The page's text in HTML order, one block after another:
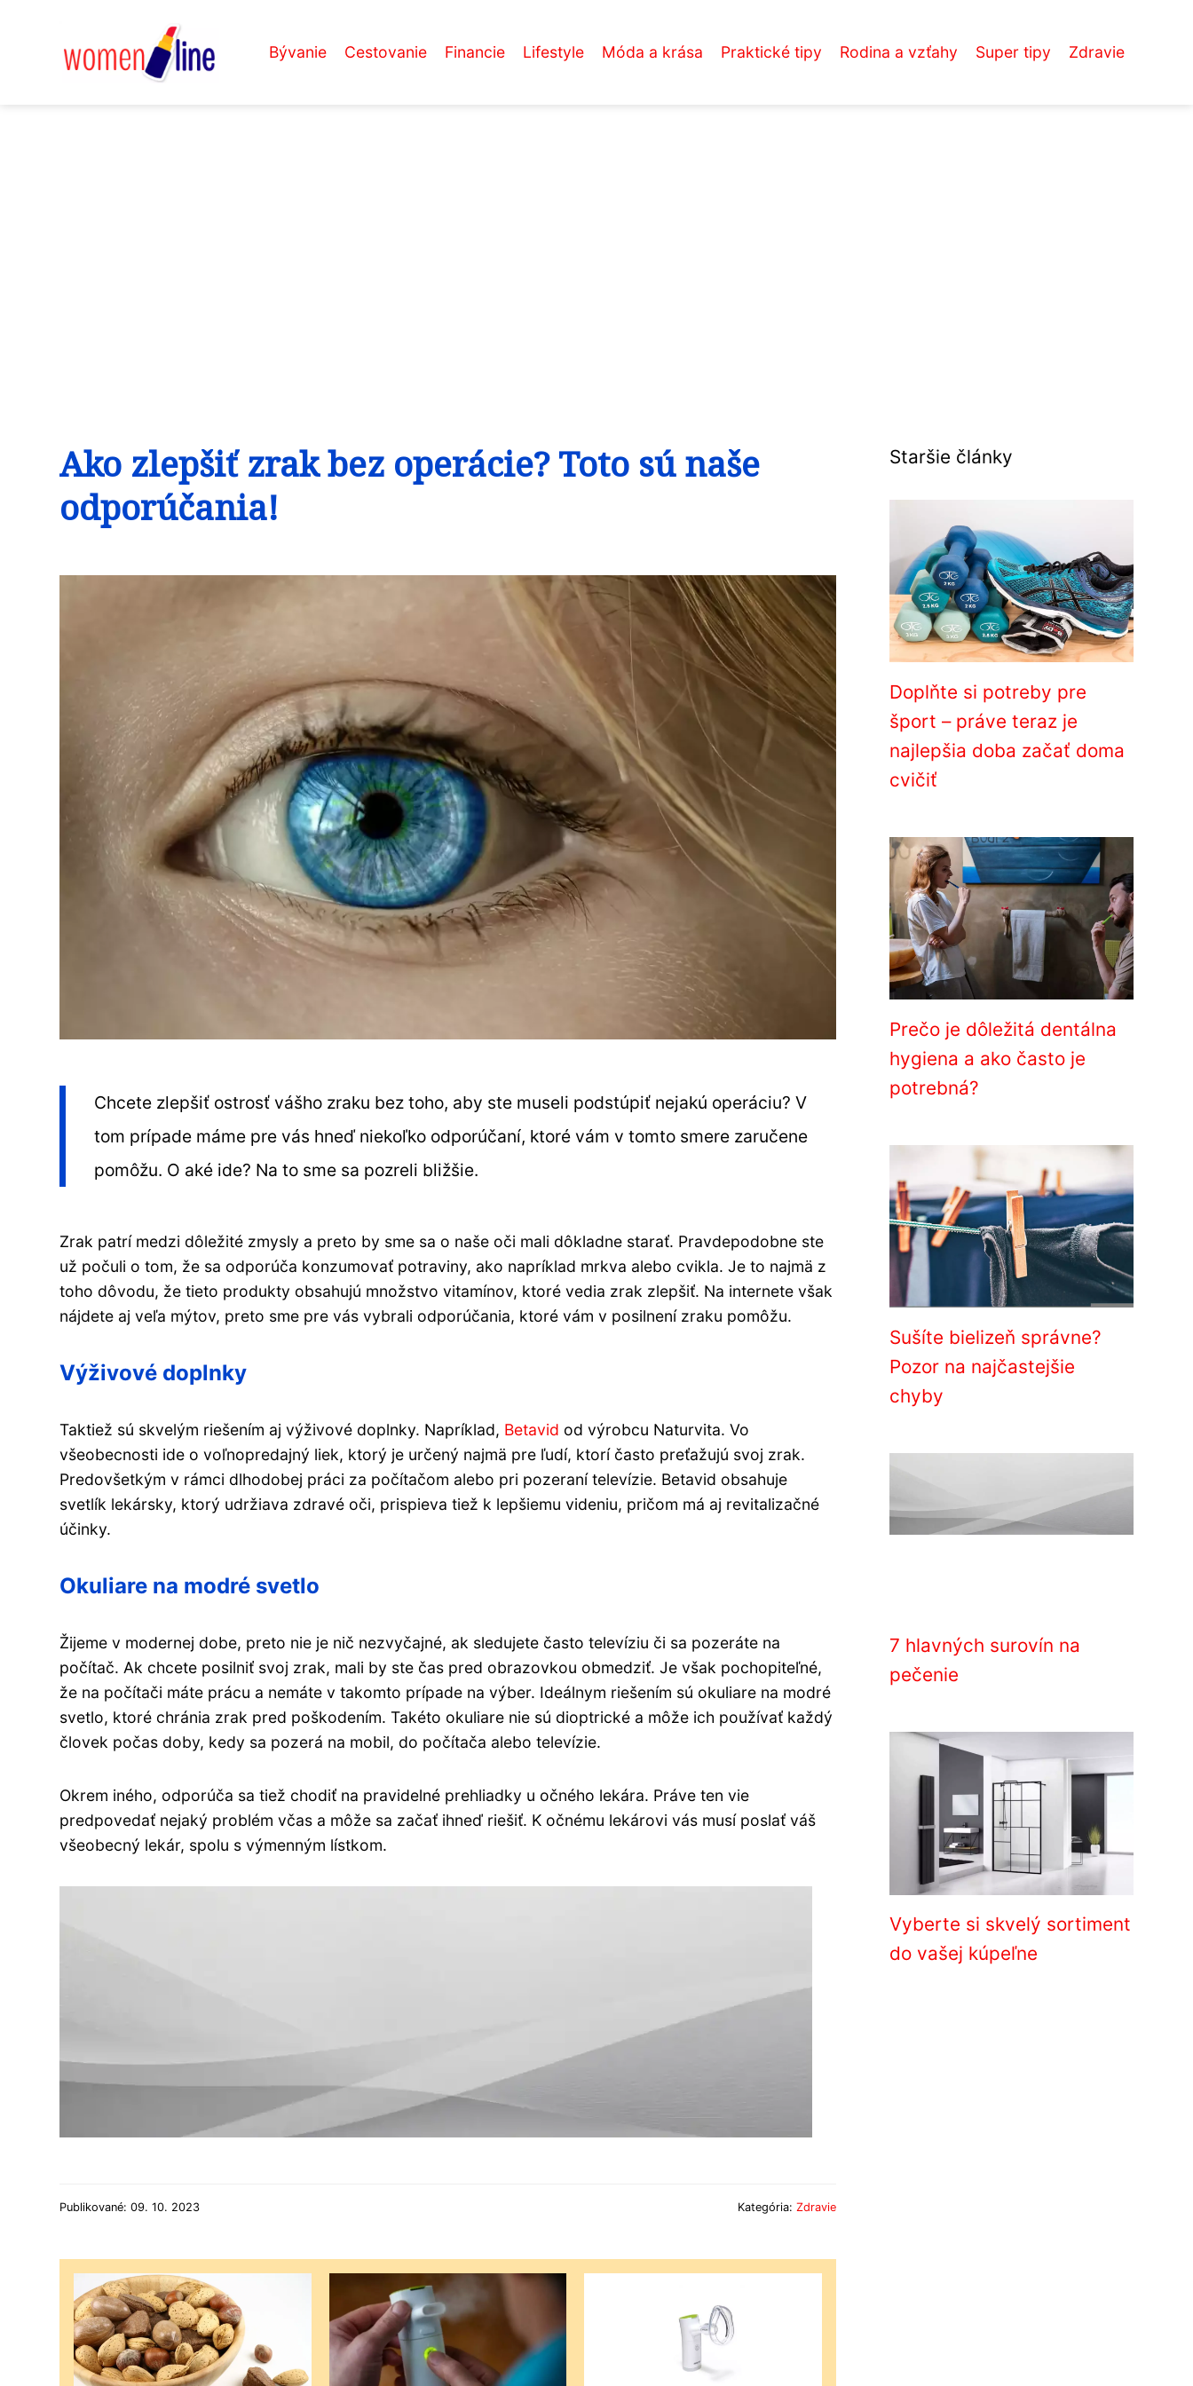
Bývanie Cestovanie Financie Lifestyle Móda a krása Praktické tipy Rodina a vzťahy Super tipy Zdravie
Ako zlepšiť zrak bez operácie? Toto sú naše
odporúčania!
Chcete zlepšiť ostrosť vášho zraku bez toho, aby ste museli podstúpiť nejakú operáciu? V
tom prípade máme pre vás hneď niekoľko odporúčaní, ktoré vám v tomto smere zaručene
pomôžu. O aké ide? Na to sme sa pozreli bližšie.
Zrak patrí medzi dôležité zmysly a preto by sme sa o naše oči mali dôkladne starať. Pravdepodobne ste
už počuli o tom, že sa odporúča konzumovať potraviny, ako napríklad mrkva alebo cvikla. Je to najmä z
toho dôvodu, že tieto produkty obsahujú množstvo vitamínov, ktoré vedia zrak zlepšiť. Na internete však
nájdete aj veľa mýtov, preto sme pre vás vybrali odporúčania, ktoré vám v posilnení zraku pomôžu.
Výživové doplnky
Taktiež sú skvelým riešením aj výživové doplnky. Napríklad, Betavid od výrobcu Naturvita. Vo
všeobecnosti ide o voľnopredajný liek, ktorý je určený najmä pre ľudí, ktorí často preťažujú svoj zrak.
Predovšetkým v rámci dlhodobej práci za počítačom alebo pri pozeraní televízie. Betavid obsahuje
svetlík lekársky, ktorý udržiava zdravé oči, prispieva tiež k lepšiemu videniu, pričom má aj revitalizačné
účinky.
Okuliare na modré svetlo
Žijeme v modernej dobe, preto nie je nič nezvyčajné, ak sledujete často televíziu či sa pozeráte na
počítač. Ak chcete posilniť svoj zrak, mali by ste čas pred obrazovkou obmedziť. Je však pochopiteľné,
že na počítači máte prácu a nemáte v takomto prípade na výber. Ideálnym riešením sú okuliare na modré
svetlo, ktoré chránia zrak pred poškodením. Takéto okuliare nie sú dioptrické a môže ich používať každý
človek počas doby, kedy sa pozerá na mobil, do počítača alebo televízie.
Okrem iného, odporúča sa tiež chodiť na pravidelné prehliadky u očného lekára. Práve ten vie
predpovedať nejaký problém včas a môže sa začať ihneď riešiť. K očnému lekárovi vás musí poslať váš
všeobecný lekár, spolu s výmenným lístkom.
Publikované: 09. 10. 2023 Kategória: Zdravie
Staršie články
Doplňte si potreby pre
šport – práve teraz je
najlepšia doba začať doma
cvičiť
Prečo je dôležitá dentálna
hygiena a ako často je
potrebná?
Sušíte bielizeň správne?
Pozor na najčastejšie
chyby
7 hlavných surovín na
pečenie
Vyberte si skvelý sortiment
do vašej kúpeľne